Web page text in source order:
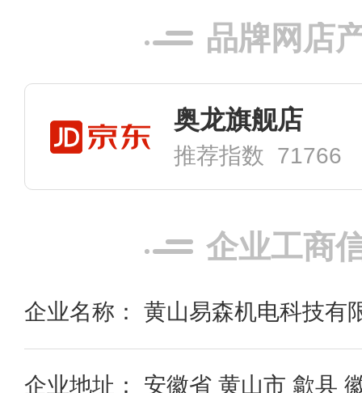
品牌网店
奥龙旗舰店
推荐指数 71766
企业工商
企业名称： 黄山易森机电科技有
企业地址： 安徽省 黄山市 歙县